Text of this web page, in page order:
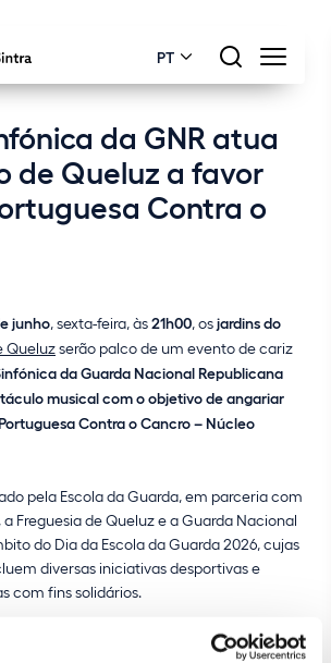
PT
da GNR atua
de Queluz a favor
Contra o
junho, sexta-feira, às21h00, osjardins do
Queluzserão palco de um evento de cariz
da Guarda Nacional Republicana
musical com o objetivo de angariar
Contra o Cancro – Núcleo
pela Escola da Guarda, em parceria com
a Freguesia de Queluz e a Guarda Nacional
do Dia da Escola da Guarda 2026, cujas
diversas iniciativas desportivas e
com fins solidários.
adquiridos através do seguinte link: